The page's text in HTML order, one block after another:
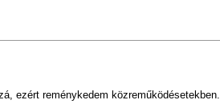
ezért reménykedem közreműködésetekben.